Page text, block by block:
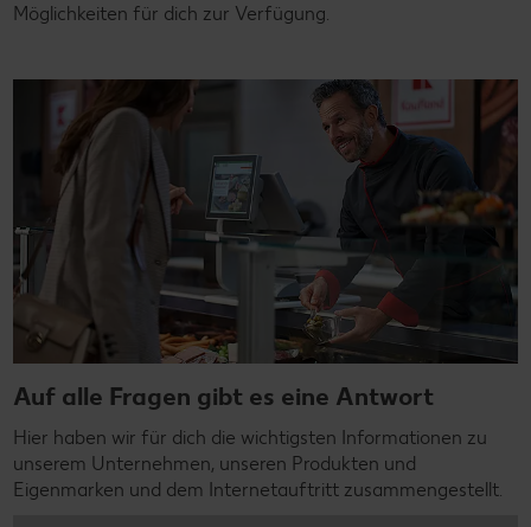
Möglichkeiten für dich zur Verfügung.
Auf alle Fragen gibt es eine Antwort
Hier haben wir für dich die wichtigsten Informationen zu
unserem Unternehmen, unseren Produkten und
Eigenmarken und dem Internetauftritt zusammengestellt.